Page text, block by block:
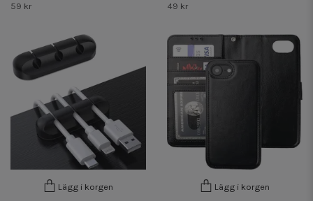
59 kr 49 kr
Lägg i korgen Lägg i korgen